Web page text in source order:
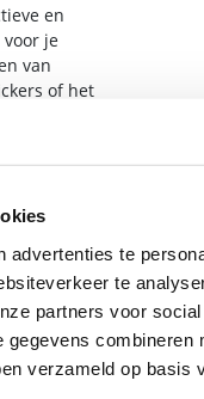
advertenties te
te
partners voor
combineren
verzameld op basis
en
je
van
of het
en
en